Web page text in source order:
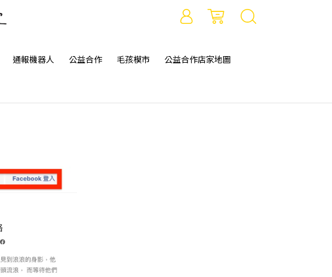
通報機器人 公益合作 毛孩模市 公益合作店家地圖